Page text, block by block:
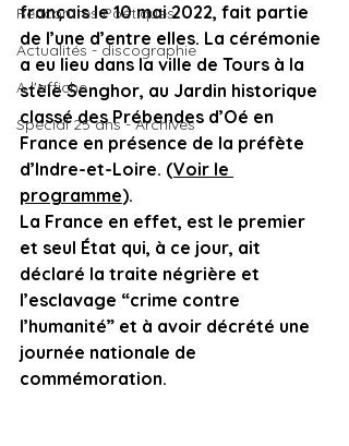
Rencontres Poétiques
Actualités - discographie
A l'affiche
Spécial 25 ans - Archives
français le 10 mai 2022, fait partie
de l’une d’entre elles. La cérémonie
a eu lieu dans la ville de Tours à la
stèle Senghor, au Jardin historique
classé des Prébendes d’Oé en
France en présence de la préfète
d’Indre-et-Loire. (Voir le
programme).
La France en effet, est le premier
et seul État qui, à ce jour, ait
déclaré la traite négrière et
l’esclavage “crime contre
l’humanité” et à avoir décrété une
journée nationale de
commémoration.